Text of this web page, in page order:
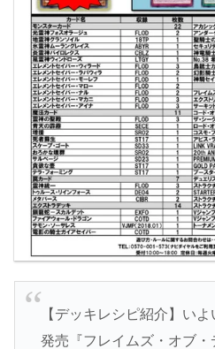
【デッキレシピ紹介】い
発売『フレイムズ・オブ